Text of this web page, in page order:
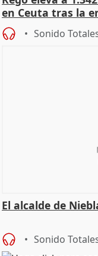
en Ceuta tras la
Sonido
El alcalde de
Sonido